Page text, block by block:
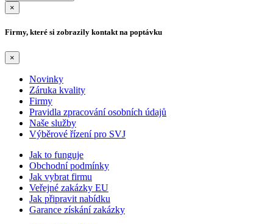
×
Firmy, které si zobrazily kontakt na poptávku
×
Novinky
Záruka kvality
Firmy
Pravidla zpracování osobních údajů
Naše služby
Výběrové řízení pro SVJ
Jak to funguje
Obchodní podmínky
Jak vybrat firmu
Veřejné zakázky EU
Jak připravit nabídku
Garance získání zakázky